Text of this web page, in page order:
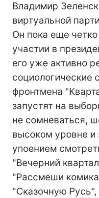
Владимир
виртуальной
Он пока еще
участии в
его уже активно
фронтмена
запустят на
не сомневаться,
высоком уровне и
упоением
"Вечерний
"Рассмеши
"Сказочную Русь",